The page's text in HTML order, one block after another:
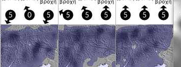
5 0 5 5 5 5 5 5 5